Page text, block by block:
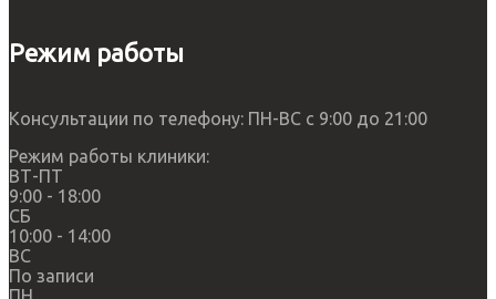
Режим работы
Консультации по телефону: ПН-ВС с 9:00 до 21:00
Режим работы клиники:
ВТ-ПТ
9:00 - 18:00
СБ
10:00 - 14:00
ВС
По записи